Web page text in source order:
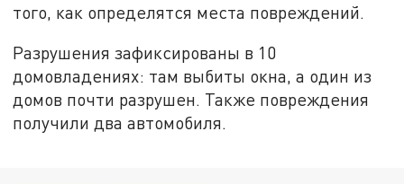
того, как определятся места повреждений.
Разрушения зафиксированы в 10
домовладениях: там выбиты окна, а один из
домов почти разрушен. Также повреждения
получили два автомобиля.